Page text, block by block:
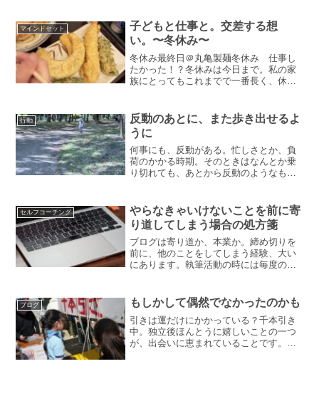
す。同時期に同じようなテ...
マインドセット
子どもと仕事と。交差する想
い。〜冬休み〜
冬休み最終日＠丸亀製麺冬休み 仕事し
たかった！？冬休みは今日まで。私の家
族にとってもこれまでで一番長く、休み
りました。家族と過ごす冬休みでなけれ
ば仕事がしたいという思い...
行動
反動のあとに、また歩き出せるよ
うに
何事にも、反動がある。忙しさとか、負
荷のかかる時期。そのときはなんとか乗
り切れても、あとから反動のようなもの
り。受験後は、いつもそのような感じで
した。大学院修了後も同じく...
セルフコーチング
やらなきゃいけないことを前に寄
り道してしまう場合の処方箋
ブログは寄り道か、本業か。締め切りを
前に、他のことをしてしまう経験、大い
にあります。執筆活動の時には毎度のこ
するぞとパソコンに向かったものの、ま
ずやってしまうのが、デス...
ブログ もしかして偶然でなかったのかも
引きは運だけにかかっている？千本引き
中。独立後ほんとうに嬉しいことの一つ
が、出会いに恵まれていることです。こ